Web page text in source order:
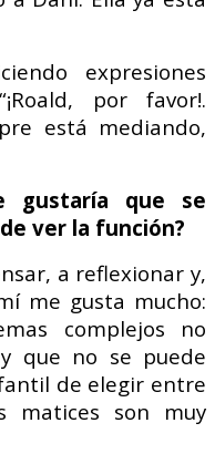
expresiones
por favor!.
está mediando,
gustaría que se
ver la función?
a reflexionar y,
me gusta mucho:
complejos no
que no se puede
de elegir entre
matices son muy